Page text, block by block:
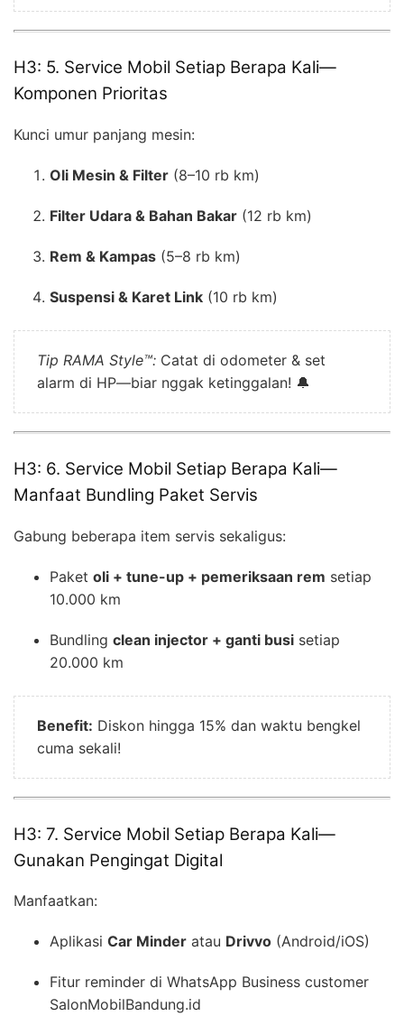
H3: 5. Service Mobil Setiap Berapa Kali—
Komponen Prioritas
Kunci umur panjang mesin:
Oli Mesin & Filter (8–10 rb km)
Filter Udara & Bahan Bakar (12 rb km)
Rem & Kampas (5–8 rb km)
Suspensi & Karet Link (10 rb km)
Tip RAMA Style™: Catat di odometer & set
alarm di HP—biar nggak ketinggalan! 🔔
H3: 6. Service Mobil Setiap Berapa Kali—
Manfaat Bundling Paket Servis
Gabung beberapa item servis sekaligus:
Paket oli + tune-up + pemeriksaan rem setiap
10.000 km
Bundling clean injector + ganti busi setiap
20.000 km
Benefit: Diskon hingga 15% dan waktu bengkel
cuma sekali!
H3: 7. Service Mobil Setiap Berapa Kali—
Gunakan Pengingat Digital
Manfaatkan:
Aplikasi Car Minder atau Drivvo (Android/iOS)
Fitur reminder di WhatsApp Business customer
SalonMobilBandung.id